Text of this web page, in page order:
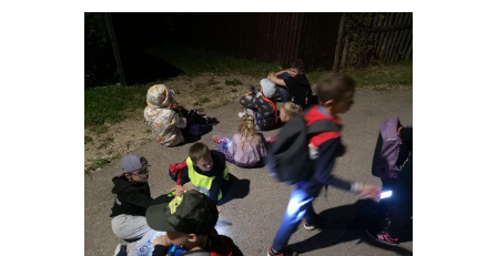
Vasaros Aikido stovykla Marijampoleje